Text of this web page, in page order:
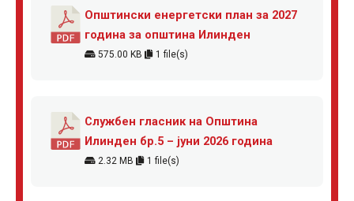
Општински енергетски план за 2027
година за општина Илинден
575.00 KB 1 file(s)
Службен гласник на Општина
Илинден бр.5 – јуни 2026 година
2.32 MB 1 file(s)